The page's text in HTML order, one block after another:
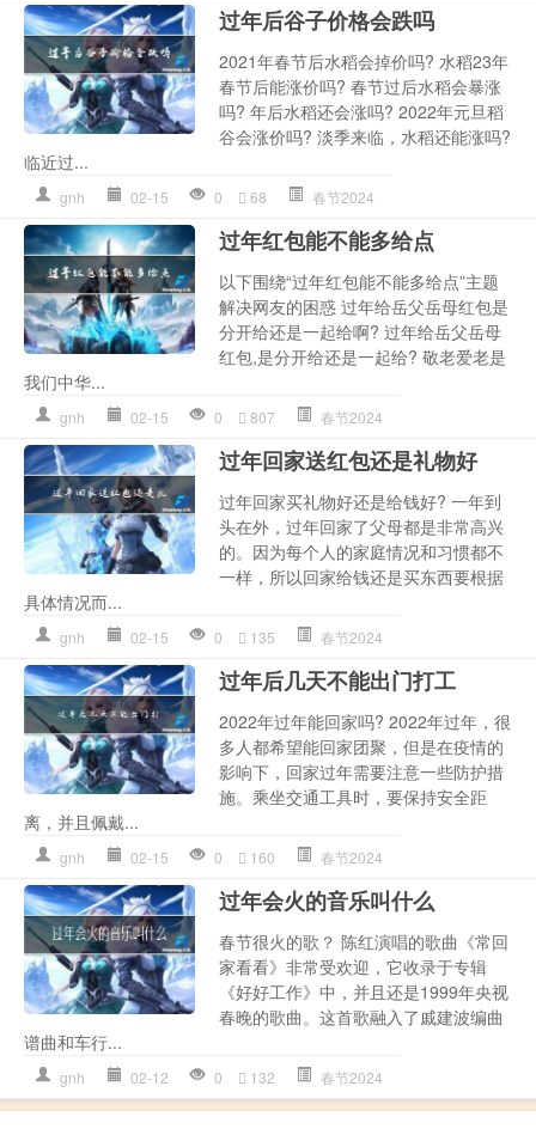
过年后谷子价格会跌吗
2021年春节后水稻会掉价吗? 水稻23年
春节后能涨价吗? 春节过后水稻会暴涨
吗? 年后水稻还会涨吗? 2022年元旦稻
谷会涨价吗? 淡季来临，水稻还能涨吗?
临近过...
gnh 02-15 0 68 春节2024
过年红包能不能多给点
以下围绕“过年红包能不能多给点”主题
解决网友的困惑 过年给岳父岳母红包是
分开给还是一起给啊? 过年给岳父岳母
红包,是分开给还是一起给? 敬老爱老是
我们中华...
gnh 02-15 0 807 春节2024
过年回家送红包还是礼物好
过年回家买礼物好还是给钱好? 一年到
头在外，过年回家了父母都是非常高兴
的。因为每个人的家庭情况和习惯都不
一样，所以回家给钱还是买东西要根据
具体情况而...
gnh 02-15 0 135 春节2024
过年后几天不能出门打工
2022年过年能回家吗? 2022年过年，很
多人都希望能回家团聚，但是在疫情的
影响下，回家过年需要注意一些防护措
施。乘坐交通工具时，要保持安全距
离，并且佩戴...
gnh 02-15 0 160 春节2024
过年会火的音乐叫什么
春节很火的歌？ 陈红演唱的歌曲《常回
家看看》非常受欢迎，它收录于专辑
《好好工作》中，并且还是1999年央视
春晚的歌曲。这首歌融入了戚建波编曲
谱曲和车行...
gnh 02-12 0 132 春节2024